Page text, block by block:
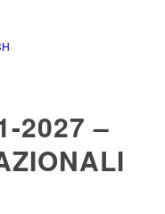
2027 –